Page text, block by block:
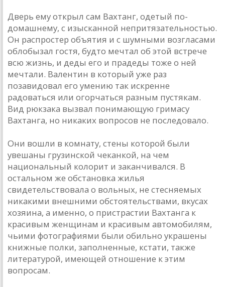
Дверь ему открыл сам Вахтанг, одетый по-
домашнему, с изысканной непритязательностью.
Он распростер объятия и с шумными возгласами
облобызал гостя, будто мечтал об этой встрече
всю жизнь, и деды его и прадеды тоже о ней
мечтали. Валентин в который уже раз
позавидовал его умению так искренне
радоваться или огорчаться разным пустякам.
Вид рюкзака вызвал понимающую гримасу
Вахтанга, но никаких вопросов не последовало.
Они вошли в комнату, стены которой были
увешаны грузинской чеканкой, на чем
национальный колорит и заканчивался. В
остальном же обстановка жилья
свидетельствовала о вольных, не стесняемых
никакими внешними обстоятельствами, вкусах
хозяина, а именно, о пристрастии Вахтанга к
красивым женщинам и красивым автомобилям,
чьими фотографиями были обильно украшены
книжные полки, заполненные, кстати, также
литературой, имеющей отношение к этим
вопросам.